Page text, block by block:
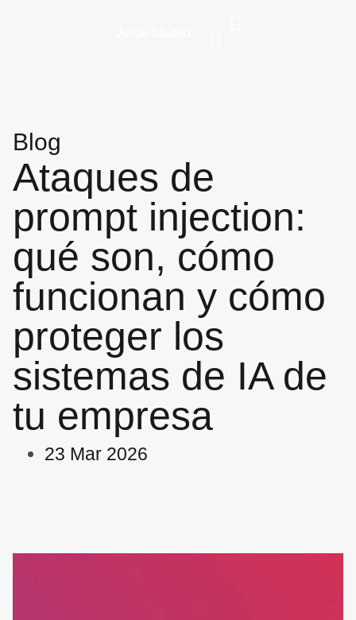
Blog
Ataques de
prompt injection:
qué son, cómo
funcionan y cómo
proteger los
sistemas de IA de
tu empresa
23 Mar 2026